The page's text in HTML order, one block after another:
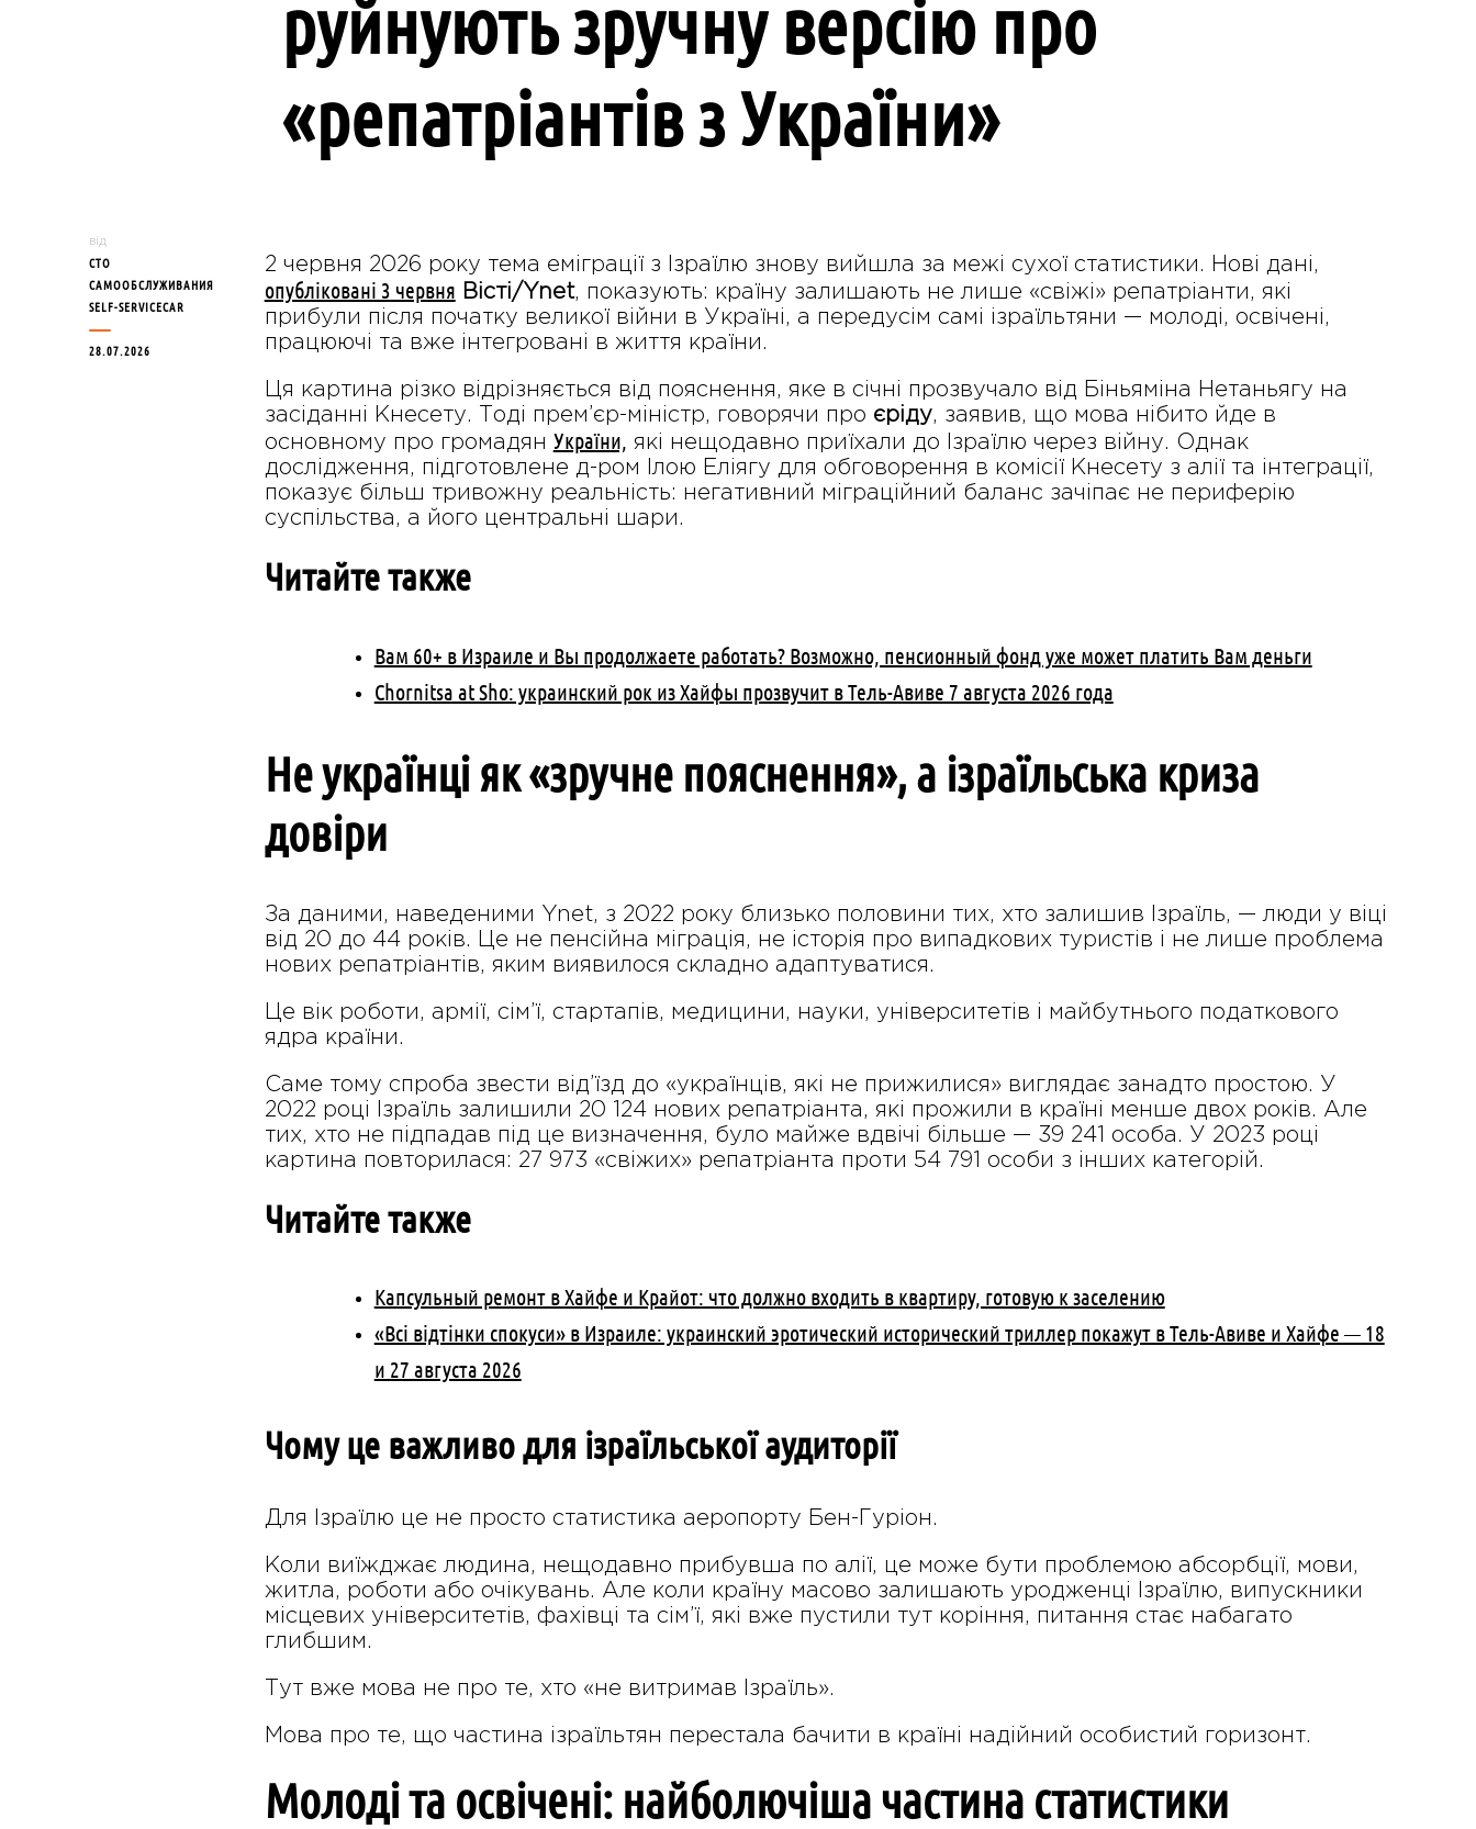
руйнують зручну версію про
«репатріантів з України»
від
СТО
САМООБСЛУЖИВАНИЯ
SELF-SERVICECAR
28.07.2026
2 червня 2026 року тема еміграції з Ізраїлю знову вийшла за межі сухої статистики. Нові дані,
опубліковані 3 червня Вісті/Ynet, показують: країну залишають не лише «свіжі» репатріанти, які
прибули після початку великої війни в Україні, а передусім самі ізраїльтяни — молоді, освічені,
працюючі та вже інтегровані в життя країни.
Ця картина різко відрізняється від пояснення, яке в січні прозвучало від Біньяміна Нетаньягу на
засіданні Кнесету. Тоді прем’єр-міністр, говорячи про єріду, заявив, що мова нібито йде в
основному про громадян України, які нещодавно приїхали до Ізраїлю через війну. Однак
дослідження, підготовлене д-ром Ілою Еліягу для обговорення в комісії Кнесету з алії та інтеграції,
показує більш тривожну реальність: негативний міграційний баланс зачіпає не периферію
суспільства, а його центральні шари.
Читайте также
Вам 60+ в Израиле и Вы продолжаете работать? Возможно, пенсионный фонд уже может платить Вам деньги
Chornitsa at Sho: украинский рок из Хайфы прозвучит в Тель-Авиве 7 августа 2026 года
Не українці як «зручне пояснення», а ізраїльська криза
довіри
За даними, наведеними Ynet, з 2022 року близько половини тих, хто залишив Ізраїль, — люди у віці
від 20 до 44 років. Це не пенсійна міграція, не історія про випадкових туристів і не лише проблема
нових репатріантів, яким виявилося складно адаптуватися.
Це вік роботи, армії, сім’ї, стартапів, медицини, науки, університетів і майбутнього податкового
ядра країни.
Саме тому спроба звести від’їзд до «українців, які не прижилися» виглядає занадто простою. У
2022 році Ізраїль залишили 20 124 нових репатріанта, які прожили в країні менше двох років. Але
тих, хто не підпадав під це визначення, було майже вдвічі більше — 39 241 особа. У 2023 році
картина повторилася: 27 973 «свіжих» репатріанта проти 54 791 особи з інших категорій.
Читайте также
Капсульный ремонт в Хайфе и Крайот: что должно входить в квартиру, готовую к заселению
«Всі відтінки спокуси» в Израиле: украинский эротический исторический триллер покажут в Тель-Авиве и Хайфе — 18
и 27 августа 2026
Чому це важливо для ізраїльської аудиторії
Для Ізраїлю це не просто статистика аеропорту Бен-Гуріон.
Коли виїжджає людина, нещодавно прибувша по алії, це може бути проблемою абсорбції, мови,
житла, роботи або очікувань. Але коли країну масово залишають уродженці Ізраїлю, випускники
місцевих університетів, фахівці та сім’ї, які вже пустили тут коріння, питання стає набагато
глибшим.
Тут вже мова не про те, хто «не витримав Ізраїль».
Мова про те, що частина ізраїльтян перестала бачити в країні надійний особистий горизонт.
Молоді та освічені: найболючіша частина статистики